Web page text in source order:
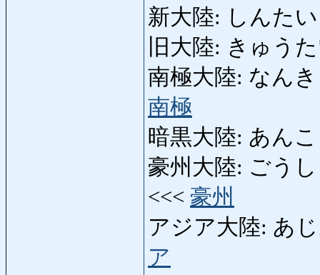
新大陸: しんた
旧大陸: きゅう
南極大陸: なん
南極
暗黒大陸: あん
豪州大陸: ごう
<<< 豪州
アジア大陸: あ
ア